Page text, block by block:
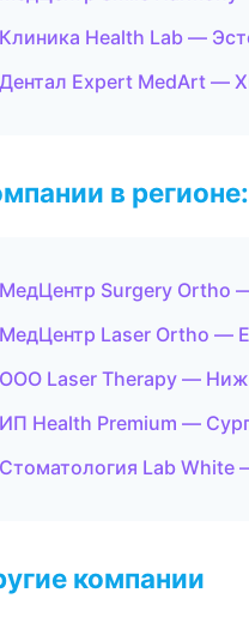
Клиника Health Lab —
Дентал Expert MedArt —
в
МедЦентр Surgery Ortho
МедЦентр Laser Ortho —
ООО Laser Therapy —
ИП Health Premium —
Стоматология Lab White
компании